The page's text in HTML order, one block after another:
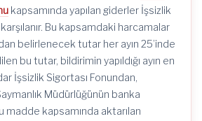
kapsamında yapılan giderler İşsizlik
Bu kapsamdaki harcamalar
belirlenecek tutar her ayın 25’inde
bu tutar, bildirimin yapıldığı ayın en
İşsizlik Sigortası Fonundan,
Müdürlüğünün banka
madde kapsamında aktarılan